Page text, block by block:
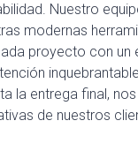
Nuestro
modernas
proyecto con un
la entrega final,
de nuestros